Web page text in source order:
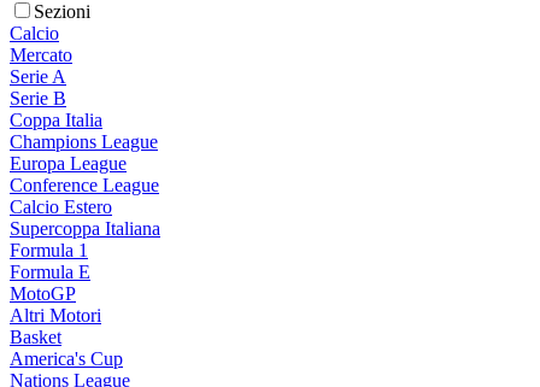
Sezioni
Calcio
Mercato
Serie A
Serie B
Coppa Italia
Champions League
Europa League
Conference League
Calcio Estero
Supercoppa Italiana
Formula 1
Formula E
MotoGP
Altri Motori
Basket
America's Cup
Nations League